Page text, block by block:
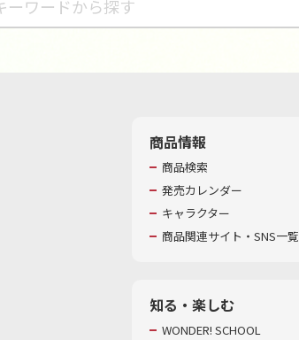
商品情報
商品検索
発売カレンダー
キャラクター
商品関連サイト・SNS一覧
知る・楽しむ
WONDER! SCHOOL